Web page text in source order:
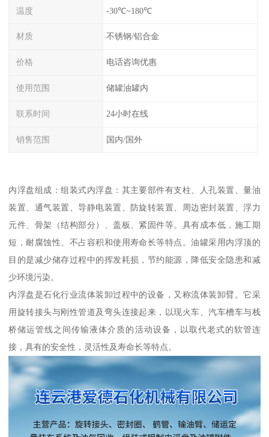
温度 -30℃~180℃
材质 不锈钢/铝合金
价格 电话咨询优惠
使用范围 储罐油罐内
联系时间 24小时在线
销售范围 国内/国外
内浮盘组成：组装式内浮盘：其主要部件有支柱、人孔装置、量油
装置、通气装置、导静电装置、防旋转装置、周边密封装置、浮力
元件、骨架（结构部分）、盖板、紧固件等。具有成本低，施工期
短，耐腐蚀性、不占容积和使用寿命长等特点。油罐采用内浮顶的
目的是减少储存过程中的挥发耗损，节约能源，降低安全隐患和减
少环境污染。
内浮盘是石化行业流体装卸过程中的设备，又称流体装卸臂。它采
用旋转接头与刚性管道及弯头连接起来，以现火车、汽车槽车与栈
桥储运管线之间传输液体介质的活动设备，以取代老式的软管连
接，具有的安全性，灵活性及寿命长等特点。